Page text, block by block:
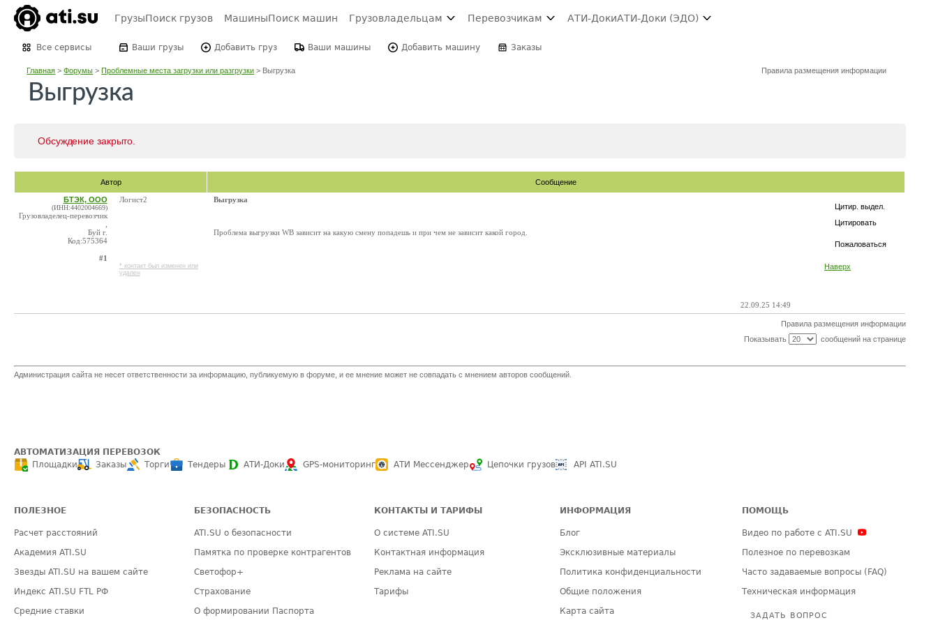
ГрузыПоиск грузов МашиныПоиск машин Грузовладельцам Перевозчикам АТИ-ДокиАТИ-Доки (ЭДО)
Все сервисы Ваши грузы Добавить груз Ваши машины Добавить машину Заказы
Главная >Форумы >Проблемные места загрузки или разгрузки > Выгрузка Правила размещения информации
Выгрузка
Обсуждение закрыто.
Автор Сообщение
Цитир. выдел.
Цитировать
Пожаловаться
Наверх
БТЭК, ООО
(ИНН:4402004669)
Грузовладелец-перевозчик
Буй г.
Код:575364
#1
Логист2
* контакт был изменен или
удален
Выгрузка
Проблема выгрузки WB зависит на какую смену попадешь и при чем не зависит какой город.
22.09.25 14:49
Правила размещения информации
Показывать
сообщений на странице
Администрация сайта не несет ответственности за информацию, публикуемую в форуме, и ее мнение может не совпадать с мнением авторов сообщений.
АВТОМАТИЗАЦИЯ ПЕРЕВОЗОК
Площадки
Заказы Торги Тендеры АТИ-Доки GPS-мониторинг АТИ Мессенджер Цепочки грузов API ATI.SU
ПОЛЕЗНОЕ
Расчет расстояний
Академия ATI.SU
Звезды ATI.SU на вашем сайте
Индекс ATI.SU FTL РФ
Средние ставки
БЕЗОПАСНОСТЬ
ATI.SU о безопасности
Памятка по проверке контрагентов
Светофор+
Страхование
О формировании Паспорта
КОНТАКТЫ И ТАРИФЫ
О системе ATI.SU
Контактная информация
Реклама на сайте
Тарифы
ИНФОРМАЦИЯ
Блог
Эксклюзивные материалы
Политика конфиденциальности
Общие положения
Карта сайта
ПОМОЩЬ
Видео по работе с ATI.SU
Полезное по перевозкам
Часто задаваемые вопросы (FAQ)
Техническая информация
ЗАДАТЬ ВОПРОС